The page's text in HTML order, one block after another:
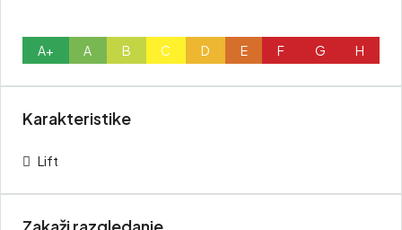
A+ A B C D E F G H
Karakteristike
Lift